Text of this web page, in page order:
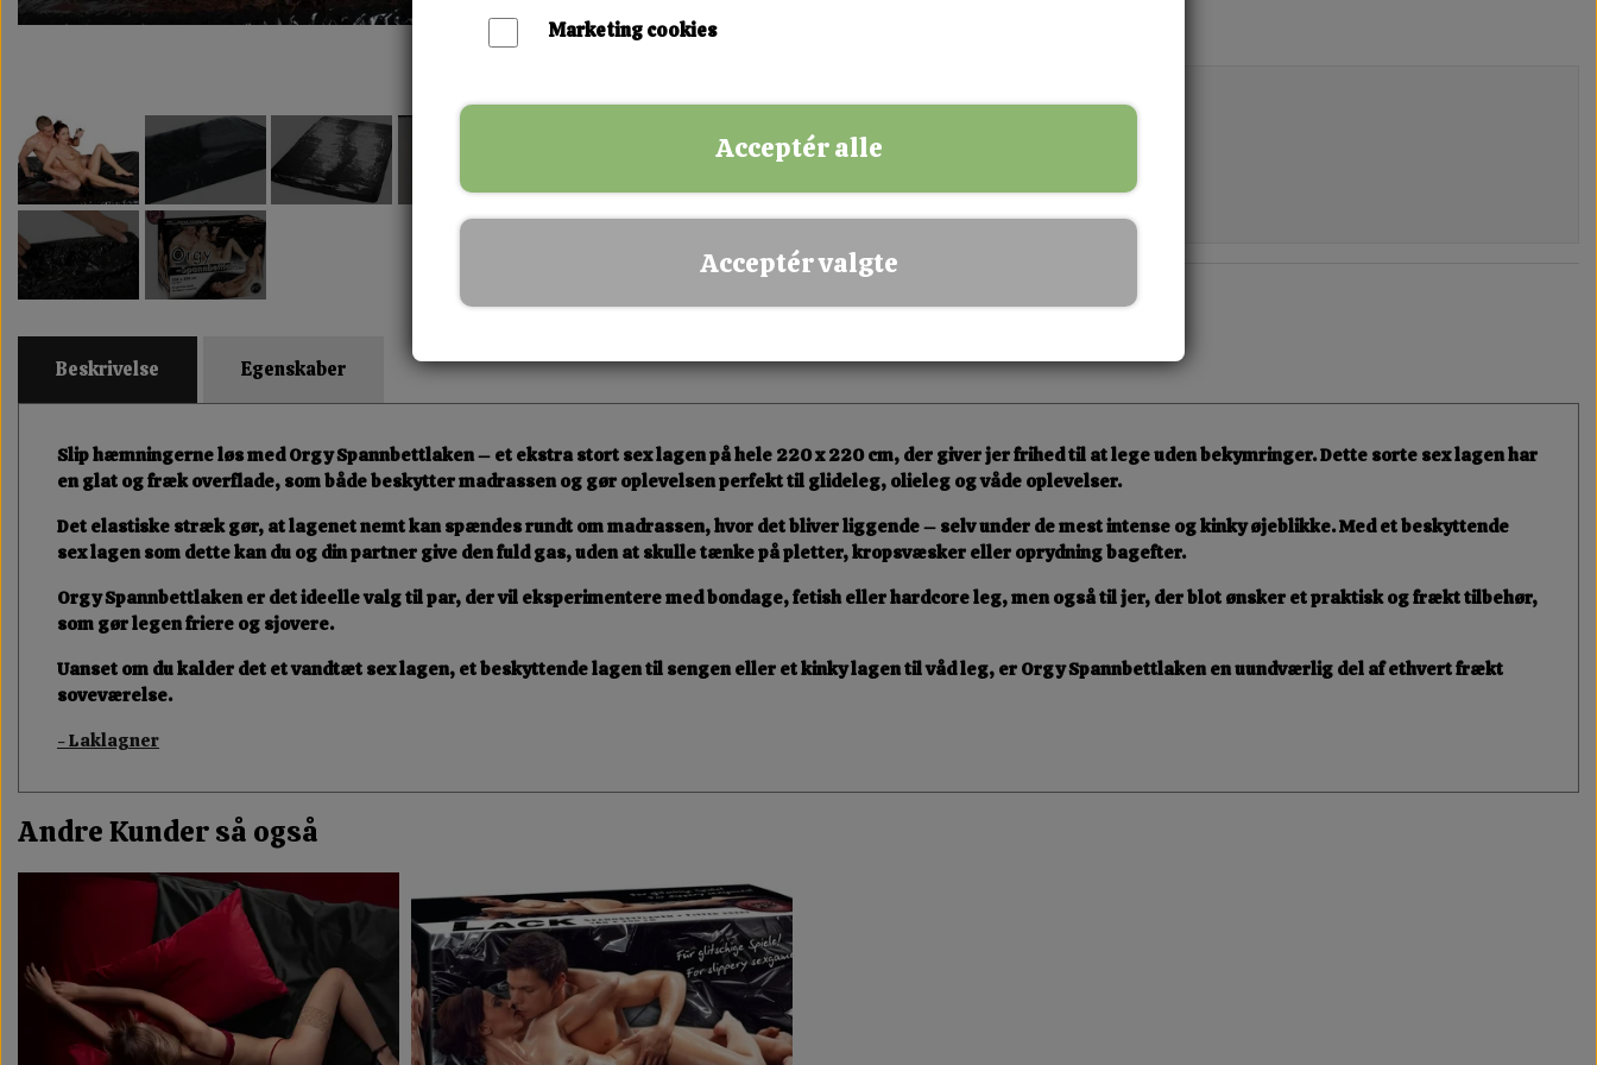
✅ Hurtig levering
Beskrivelse Egenskaber
Slip hæmningerne løs medOrgy Spannbettlaken– et ekstra stort sex lagenpå hele 220 x 220 cm, der giver jer frihed til at lege uden bekymringer. Dette sorte sex lagenhar
en glat og fræk overflade, som både beskytter madrassen og gør oplevelsen perfekt til glideleg, olieleg og våde oplevelser.
Det elastiske stræk gør, at lagenet nemt kan spændes rundt om madrassen, hvor det bliver liggende – selv under de mestintense og kinky øjeblikke. Med etbeskyttende
sex lagensom dette kan du og din partner give den fuld gas, uden at skulle tænke påpletter, kropsvæsker eller oprydning bagefter.
Orgy Spannbettlakener det ideelle valg tilpar, der vil eksperimentere medbondage, fetish eller hardcore leg, men også til jer, der blot ønsker et praktisk og frækt tilbehør,
som gør legen friere og sjovere.
Uanset om du kalder det etvandtæt sex lagen, etbeskyttende lagen til sengeneller etkinky lagen til våd leg, er Orgy Spannbettlakenen uundværlig del af ethvert frækt
soveværelse.
- Laklagner
Andre Kunder så også
Marketing cookies
Acceptér alle
Acceptér valgte